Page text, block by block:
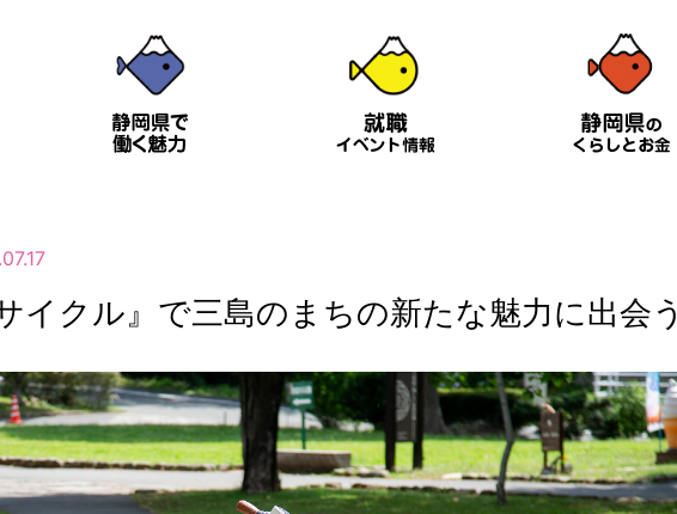
イクル』で三島のまちの新たな魅力に出会う